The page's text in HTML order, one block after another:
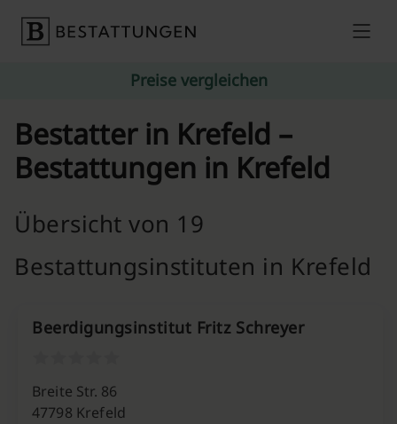
Preise vergleichen
Bestatter in Krefeld –
Bestattungen in Krefeld
Übersicht von 19
Bestattungsinstituten in Krefeld
Beerdigungsinstitut Fritz Schreyer
Breite Str. 86
47798 Krefeld